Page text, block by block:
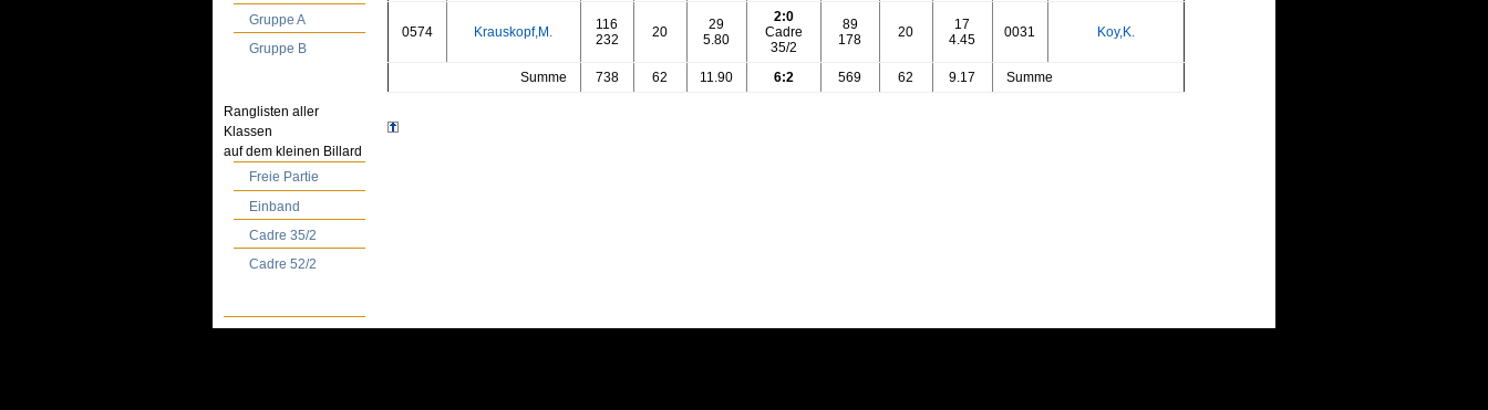
Gruppe A
Gruppe B
Ranglisten aller
Klassen
auf dem kleinen Billard
Freie Partie
Einband
Cadre 35/2
Cadre 52/2
0574 Krauskopf,M.
116
232
20
29
5.80
2:0
Cadre
35/2
89
178
20
17
4.45
0031 Koy,K.
Summe 738 62 11.90 6:2 569 62 9.17 Summe